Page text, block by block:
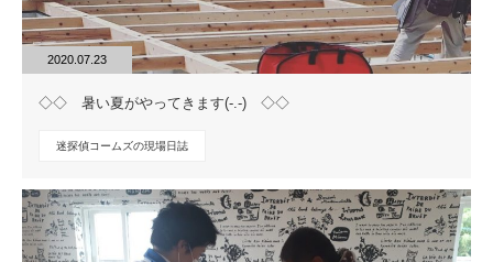
2020.07.23
◇◇ 暑い夏がやってきます(-.-) ◇◇
迷探偵コームズの現場日誌